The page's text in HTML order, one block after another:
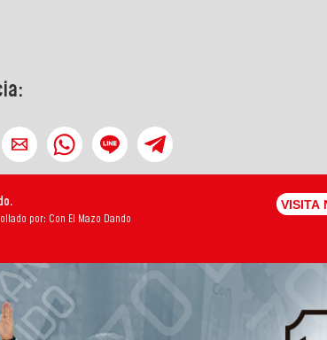
por: Con El Mazo Dando
VISITA